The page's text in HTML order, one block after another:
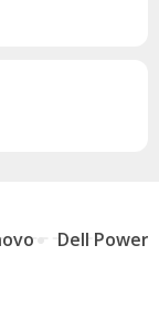
Dell